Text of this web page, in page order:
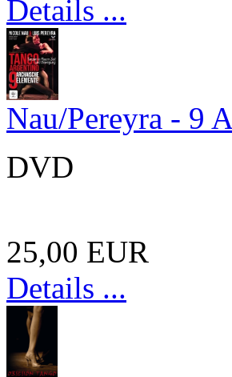
Details ...
Nau/Pereyra - 9
DVD
25,00 EUR
Details ...